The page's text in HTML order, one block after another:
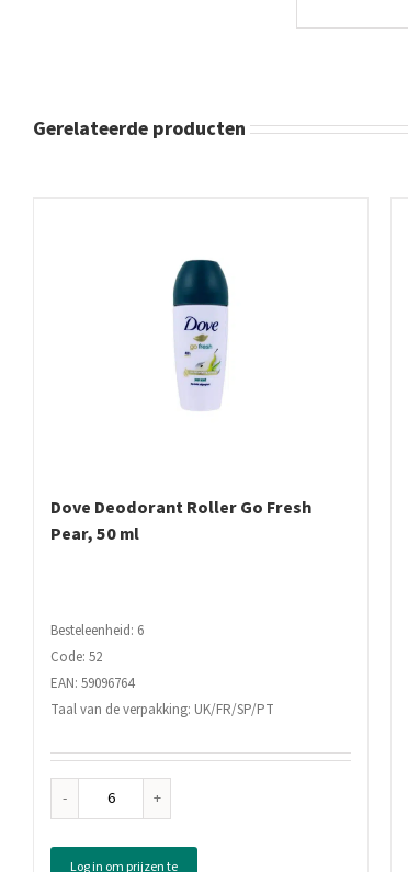
Gerelateerde producten
Dove Deodorant Roller Go Fresh
Pear, 50 ml
Besteleenheid: 6
Code: 52
EAN: 59096764
Taal van de verpakking: UK/FR/SP/PT
Dove
Roller
Log in om prijzen te